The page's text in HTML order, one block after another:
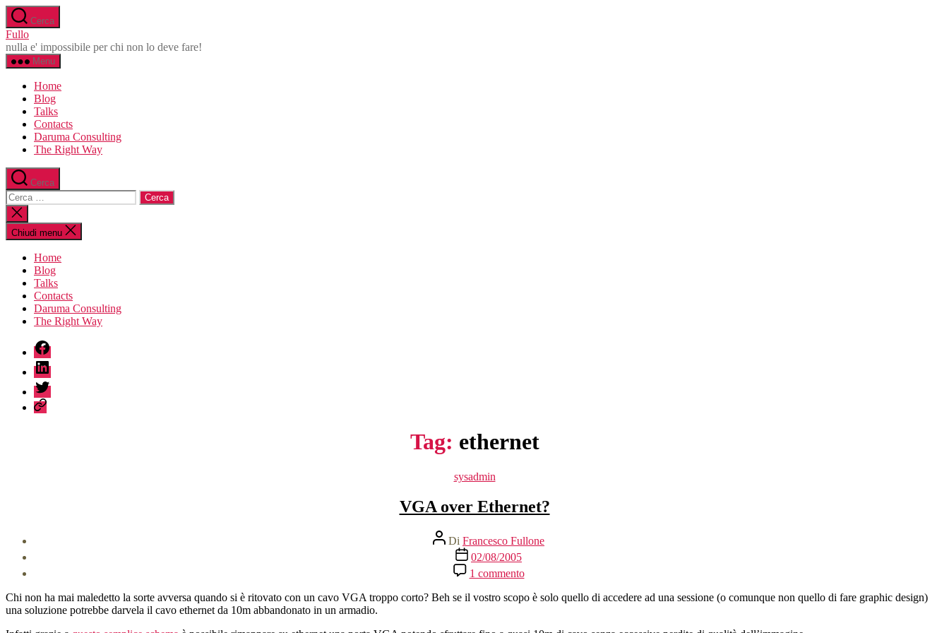
Salta
al
contenuto
Cerca
Fullo
nulla e' impossibile per chi non lo deve fare!
Menu
Home
Blog
Talks
Contacts
Daruma Consulting
The Right Way
Cerca
Cerca:
Chiudi
la
ricerca
Chiudi menu
Home
Blog
Talks
Contacts
Daruma Consulting
The Right Way
fb
linkedin
twitter
sessionize
Tag: ethernet
Categorie
sysadmin
VGA over Ethernet?
Autore
articolo
Di Francesco Fullone
Data
dell'articolo
02/08/2005
1 commentosu
VGA
over
Ethernet?
Chi non ha mai maledetto la sorte avversa quando si è ritovato con un cavo VGA troppo corto? Beh se il vostro scopo è solo quello di accedere ad una sessione (o comunque non quello di fare graphic design)
una soluzione potrebbe darvela il cavo ethernet da 10m abbandonato in un armadio.